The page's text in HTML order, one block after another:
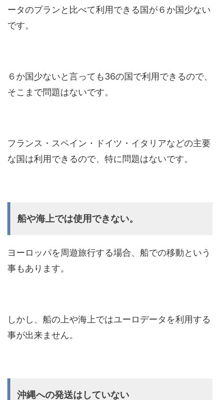
ータのプランと比べて利用できる国が６か国少ない
です。
６か国少ないと言っても36の国で利用できるので、
そこまで問題はないです。
フランス・スペイン・ドイツ・イタリアなどの主要
な国は利用できるので、特に問題はないです。
船や海上では使用できない。
ヨーロッパを周遊旅行する場合、船での移動という
事もあります。
しかし、船の上や海上ではユーロデータを利用する
事が出来ません。
沖縄への発送はしていない